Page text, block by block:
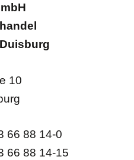
10
66 88 14-0
66 88 14-15